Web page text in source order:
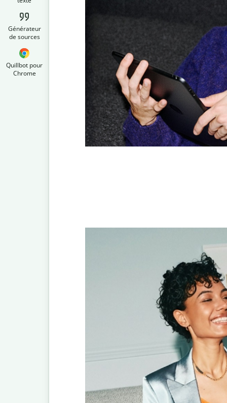
Générateur
de sources
Quillbot pour
Chrome